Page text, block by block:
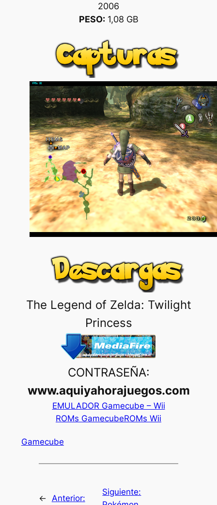
2006
PESO:1,08 GB
The Legend of Zelda: Twilight
Princess
CONTRASEÑA:
www.aquiyahorajuegos.com
EMULADOR Gamecube – Wii
ROMs GamecubeROMs Wii
Gamecube
← Anterior:
Siguiente: